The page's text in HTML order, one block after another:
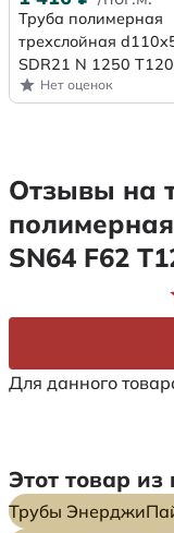
Труба полимерная
трехслойная
SDR21 N 1250
Нет оценок
Отзывы на
SN64 F62
Для данного
Этот товар из
Трубы